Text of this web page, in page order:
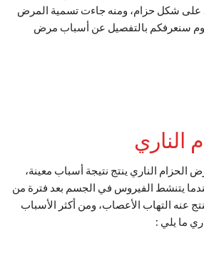
على شكل حزام، ومنه جاءت تسمية المرض
سنعرفكم بالتفصيل عن أسباب مرض
الناري
الحزام الناري ينتج نتيجة أسباب معينة،
يتنشط الفيروس في الجسم بعد فترة من
عنه التهاب الأعصاب، ومن أكثر الأسباب
ما يلي :